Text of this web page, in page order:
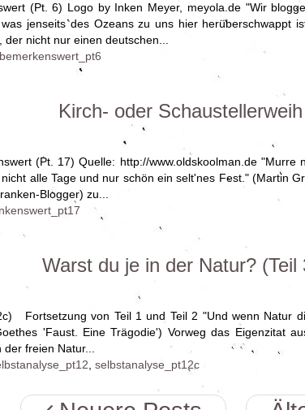
(Pt. 6) Logo by Inken Meyer, meyola.de "Wir
jenseits des Ozeans zu uns hier herüberschwappt
nicht nur einen deutschen...
bemerkenswert_pt6
Kirch- oder Schaustellerweih
(Pt. 17) Quelle: http://www.oldskoolman.de
alle Tage und nur schön ein selt'nes Fest." (Martin
Blogger) zu...
Warst du je in der Natur? (Teil
Fortsetzung von Teil 1 und Teil 2 "Und wenn Natur
'Faust. Eine Trägodie') Vorweg das Eigenzitat
freien Natur...
,selbstanalyse_pt12c